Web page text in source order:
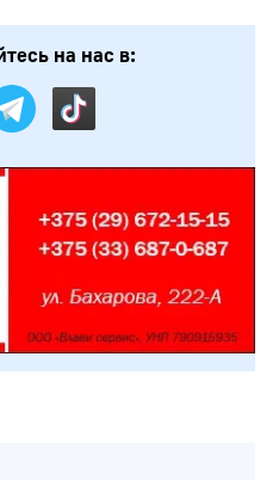
на нас в: